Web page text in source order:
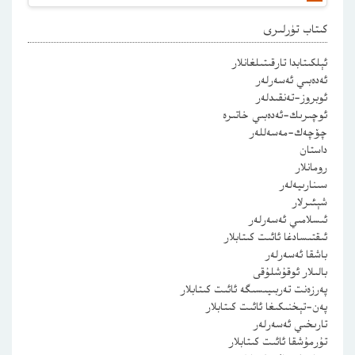
كىتاب تۈرلىرى
ئېلكىتابدا تارقىتىلغانلار
ئەدەبىي ئەسەرلەر
ئوبروز-تەنقىدلەر
ئوچىرىك-ئەدەبىي خاتىرە
چۆچەك-مەسەللەر
داستان
رومانلار
سىنارىيەلەر
شېئىرلار
ئىسلامىي ئەسەرلەر
ئىقتىسادغا ئائىت كىتابلار
باشقا ئەسەرلەر
بالىلار ئوقۇشلۇقى
پەرزەنت تەربىيىسىگە ئائىت كىتابلار
پەن-تېخنىكىغا ئائىت كىتابلار
تارىخىي ئەسەرلەر
تۇرمۇشقا ئائىت كىتابلار